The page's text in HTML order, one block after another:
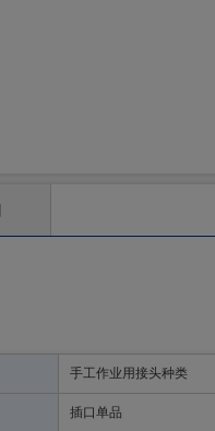
手工作业用接头种类
插口单品